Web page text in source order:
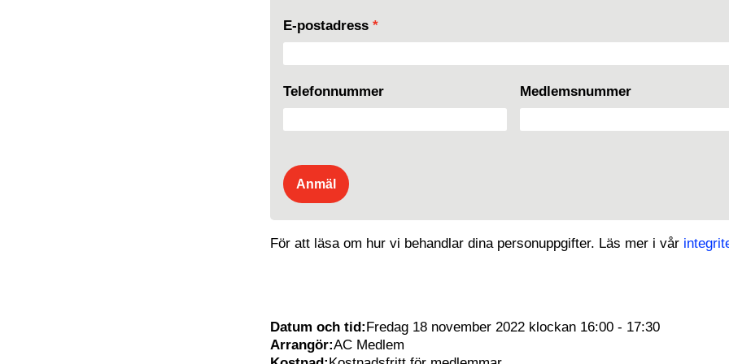
E-postadress*
Telefonnummer Medlemsnummer
För att läsa om hur vi behandlar dina personuppgifter. Läs mer i vår
Datum och tid:Fredag 18 november 2022 klockan 16:00 - 17:30
Arrangör:AC Medlem